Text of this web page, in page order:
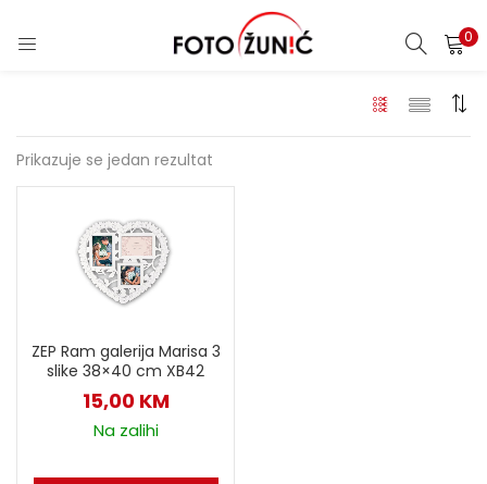
0
Prikazuje se jedan rezultat
ZEP Ram galerija Marisa 3
slike 38×40 cm XB42
15,00 KM
Na zalihi